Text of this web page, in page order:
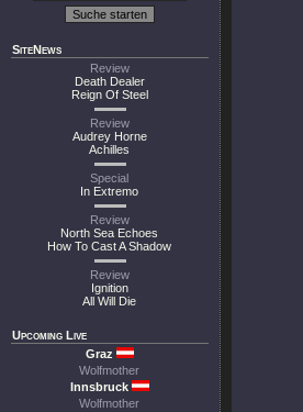
SiteNews
Review
Death Dealer
Reign Of Steel
Review
Audrey Horne
Achilles
Special
In Extremo
Review
North Sea Echoes
How To Cast A Shadow
Review
Ignition
All Will Die
Upcoming Live
Graz
Wolfmother
Innsbruck
Wolfmother